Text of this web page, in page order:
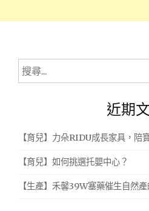
搜
尋
近期
【育兒】力朵RIDU成長家具，陪
【育兒】如何挑選托嬰中心？
【生產】禾馨39W塞藥催生自然